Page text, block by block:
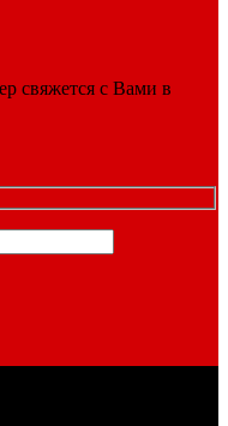
свяжется с Вами в